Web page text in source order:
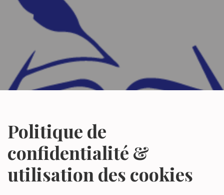
Politique de
confidentialité &
utilisation des cookies